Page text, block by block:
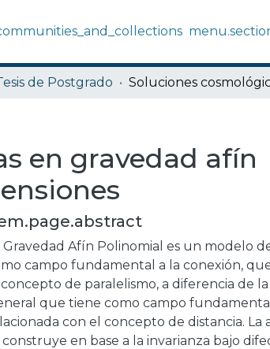
de Postgrado
en gravedad afín
Gravedad Afín Polinomial es un modelo
campo fundamental a la conexión,
de paralelismo, a diferencia de
que tiene como campo
con el concepto de distancia. La
construye en base a la invarianza bajo